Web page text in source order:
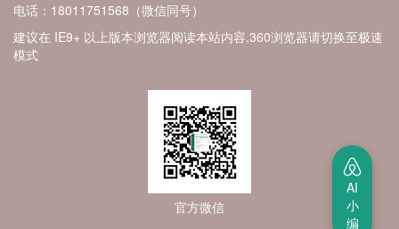
电话：18011751568（微信同号）
建议在 IE9+ 以上版本浏览器阅读本站内容,360浏览器请切换至极速
模式
官方微信
AI
小
编